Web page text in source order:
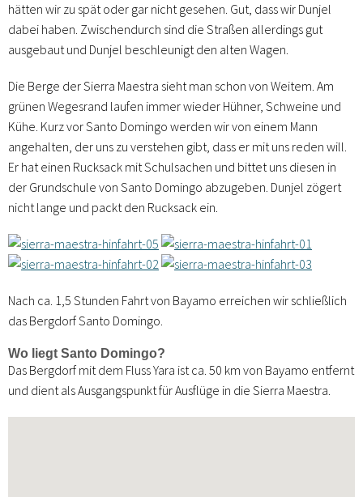
hätten wir zu spät oder gar nicht gesehen. Gut, dass wir Dunjel
dabei haben. Zwischendurch sind die Straßen allerdings gut
ausgebaut und Dunjel beschleunigt den alten Wagen.
Die Berge der Sierra Maestra sieht man schon von Weitem. Am
grünen Wegesrand laufen immer wieder Hühner, Schweine und
Kühe. Kurz vor Santo Domingo werden wir von einem Mann
angehalten, der uns zu verstehen gibt, dass er mit uns reden will.
Er hat einen Rucksack mit Schulsachen und bittet uns diesen in
der Grundschule von Santo Domingo abzugeben. Dunjel zögert
nicht lange und packt den Rucksack ein.
Nach ca. 1,5 Stunden Fahrt von Bayamo erreichen wir schließlich
das Bergdorf Santo Domingo.
Wo liegt Santo Domingo?
Das Bergdorf mit dem Fluss Yara ist ca. 50 km von Bayamo entfernt
und dient als Ausgangspunkt für Ausflüge in die Sierra Maestra.